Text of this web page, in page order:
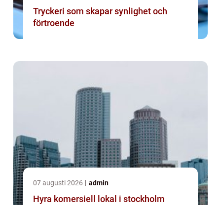
Tryckeri som skapar synlighet och
förtroende
07 augusti 2026 admin
Hyra komersiell lokal i stockholm